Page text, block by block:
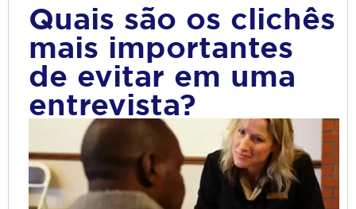
Quais são os clichês
mais importantes
de evitar em uma
entrevista?